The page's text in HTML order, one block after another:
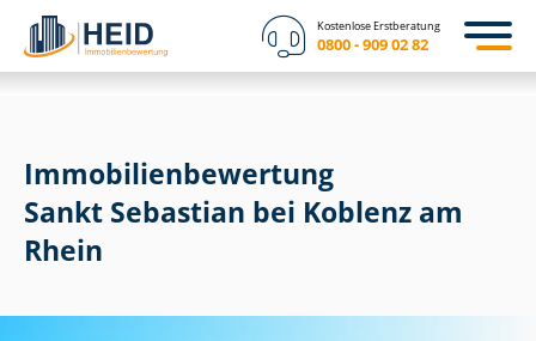
Kostenlose Erstberatung
0800 - 909 02 82
Immobilien­bewertung
Sankt Sebastian bei Koblenz am
Rhein